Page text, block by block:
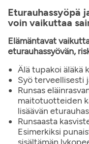
Eturauhassyöpä
voin vaikuttaa
Elämäntavat
eturauhassyövän,
Älä tupakoi äläkä
Syö terveellisesti
Runsas
maitotuotteiden
lisäävän
Runsaasta
Esimerkiksi